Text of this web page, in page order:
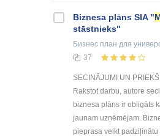
Biznesa plāns SIA "
stāstnieks"
Бизнес план для
37
SECINĀJUMI UN
Rakstot darbu, autore
biznesa plāns ir obligāts
jaunam uzņēmējam.
pieprasa veikt padziļinātu